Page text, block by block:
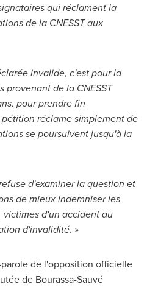
qui réclament la
de la CNESST aux
invalide, c'est pour la
provenant de la CNESST
pour prendre fin
réclame simplement de
se poursuivent jusqu'à la
d'examiner la question et
de mieux indemniser les
victimes d'un accident au
d'invalidité. »
de l'opposition officielle
de Bourassa-Sauvé